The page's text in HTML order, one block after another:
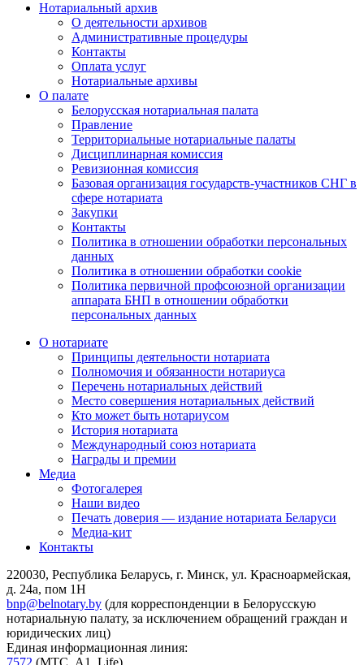
Нотариальный архив
О деятельности архивов
Административные процедуры
Контакты
Оплата услуг
Нотариальные архивы
О палате
Белорусская нотариальная палата
Правление
Территориальные нотариальные палаты
Дисциплинарная комиссия
Ревизионная комиссия
Базовая организация государств-участников СНГ в
сфере нотариата
Закупки
Контакты
Политика в отношении обработки персональных
данных
Политика в отношении обработки cookie
Политика первичной профсоюзной организации
аппарата БНП в отношении обработки
персональных данных
О нотариате
Принципы деятельности нотариата
Полномочия и обязанности нотариуса
Перечень нотариальных действий
Место совершения нотариальных действий
Кто может быть нотариусом
История нотариата
Международный союз нотариата
Награды и премии
Медиа
Фотогалерея
Наши видео
Печать доверия — издание нотариата Беларуси
Медиа-кит
Контакты
220030, Республика Беларусь, г. Минск, ул. Красноармейская,
д. 24а, пом 1Н
bnp@belnotary.by (для корреспонденции в Белорусскую
нотариальную палату, за исключением обращений граждан и
юридических лиц)
Единая информационная линия: